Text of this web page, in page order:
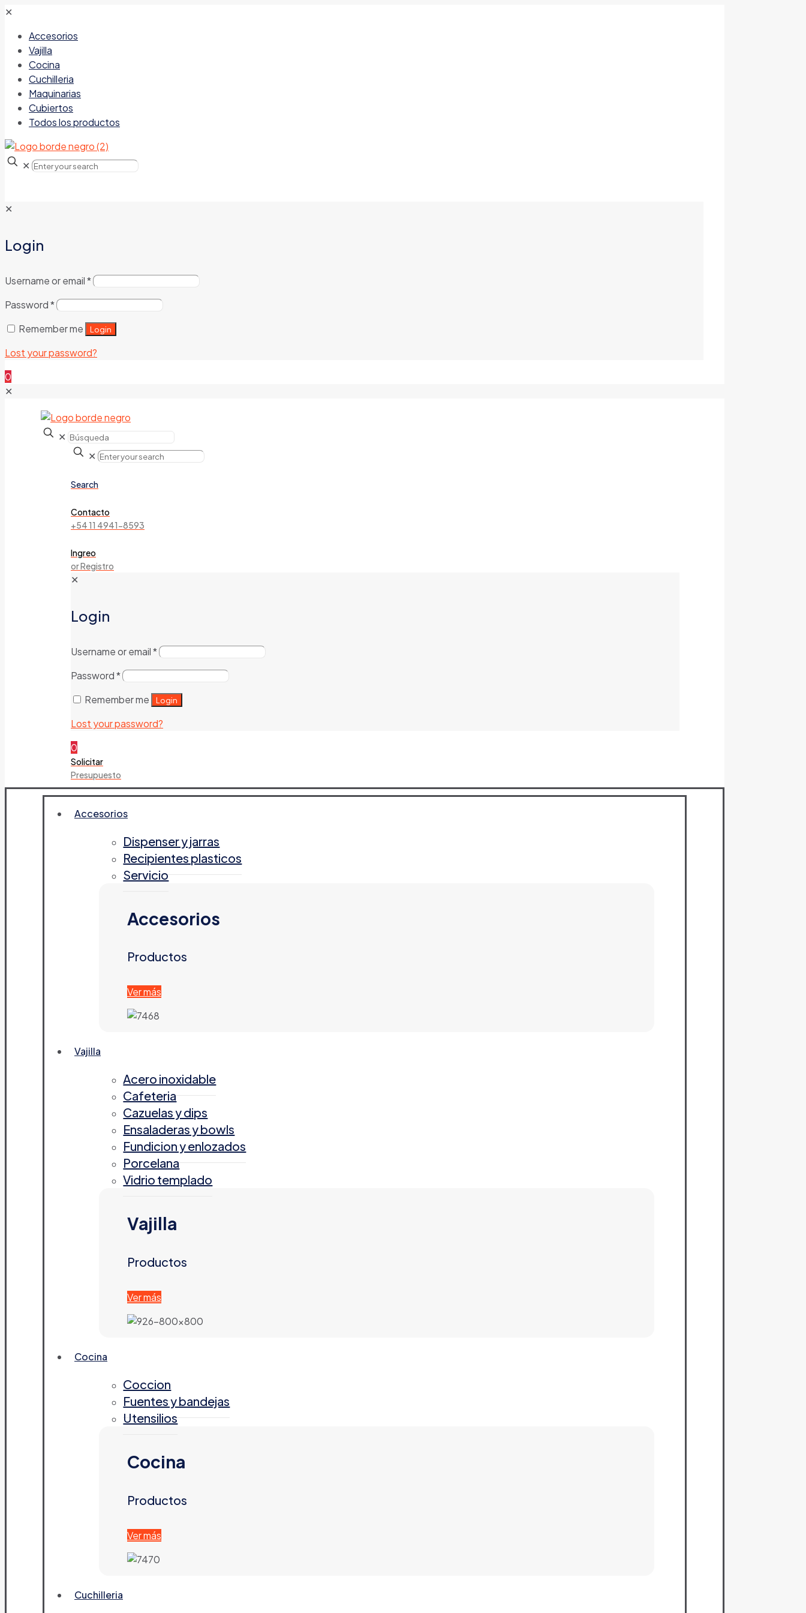
✕
Accesorios
Vajilla
Cocina
Cuchilleria
Maquinarias
Cubiertos
Todos los productos
✕
✕
Login
Username or email*
Password*
Remember me
Login
Lost your password?
0
✕
✕
✕
Search
Contacto
+54 11 4941-8593
Ingreo
or Registro
✕
Login
Username or email*
Password*
Remember me
Login
Lost your password?
0
Solicitar
Presupuesto
Accesorios
Dispenser y jarras
Recipientes plasticos
Servicio
Accesorios
Productos
Ver más
Vajilla
Acero inoxidable
Cafeteria
Cazuelas y dips
Ensaladeras y bowls
Fundicion y enlozados
Porcelana
Vidrio templado
Vajilla
Productos
Ver más
Cocina
Coccion
Fuentes y bandejas
Utensilios
Cocina
Productos
Ver más
Cuchilleria